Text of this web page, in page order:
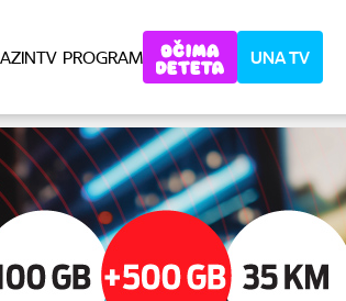
TV PROGRAM UNA TV